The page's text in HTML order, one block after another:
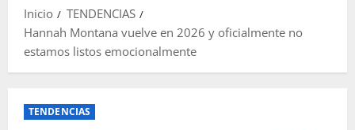
Inicio
TENDENCIAS
Hannah Montana vuelve en 2026 y oficialmente no
estamos listos emocionalmente
TENDENCIAS